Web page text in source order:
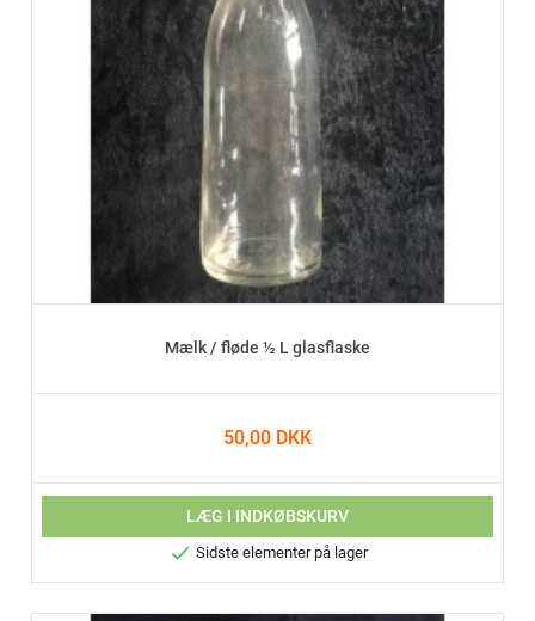
Mælk / fløde ½ L glasflaske
50,00 DKK
LÆG I INDKØBSKURV
 Sidste elementer på lager